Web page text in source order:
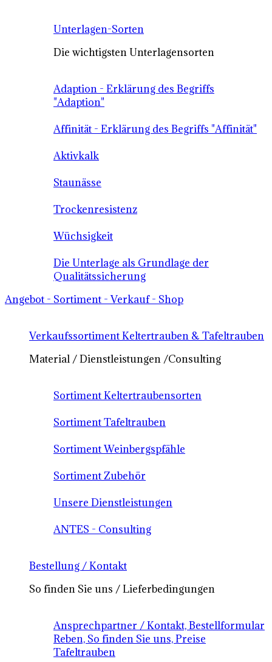
Unterlagen-Sorten
Die wichtigsten Unterlagensorten
Adaption - Erklärung des Begriffs
"Adaption"
Affinität - Erklärung des Begriffs "Affinität"
Aktivkalk
Staunässe
Trockenresistenz
Wüchsigkeit
Die Unterlage als Grundlage der
Qualitätssicherung
Angebot - Sortiment - Verkauf - Shop
Verkaufssortiment Keltertrauben & Tafeltrauben
Material / Dienstleistungen /Consulting
Sortiment Keltertraubensorten
Sortiment Tafeltrauben
Sortiment Weinbergspfähle
Sortiment Zubehör
Unsere Dienstleistungen
ANTES - Consulting
Bestellung / Kontakt
So finden Sie uns / Lieferbedingungen
Ansprechpartner / Kontakt, Bestellformular
Reben, So finden Sie uns, Preise
Tafeltrauben